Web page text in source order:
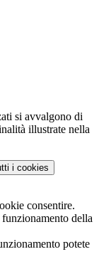
si avvalgono di
illustrate nella
i cookies
consentire.
della
potete